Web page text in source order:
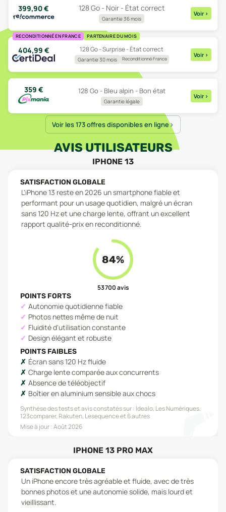
399,90€ 128 Go - Noir - État correct
Garantie 36 mois
Voir >
RECONDITIONNÉ EN FRANCE PARTENAIRE DU MOIS
404,99 € 128 Go - Surprise - État correct
Garantie 30 mois Reconditionné France
Voir >
359 € 128 Go - Bleu alpin - Bon état
Garantie légale
Voir >
Voir les 173 offres disponibles en ligne
AVIS UTILISATEURS
IPHONE 13
SATISFACTION GLOBALE
L'iPhone 13 reste en 2026 un smartphone fiable et
performant pour un usage quotidien, malgré un écran
sans 120 Hz et une charge lente, offrant un excellent
rapport qualité-prix en reconditionné.
84%
53 700avis
POINTS FORTS
Autonomie quotidienne fiable
Photos nettes même de nuit
Fluidité d'utilisation constante
Design élégant et robuste
POINTS FAIBLES
Écran sans 120 Hz fluide
Charge lente comparée aux concurrents
Absence de téléobjectif
Boîtier en aluminium sensible aux chocs
Synthèse des tests et avis constatés sur : Idealo, Les Numériques,
123comparer, Rakuten, Lesequenceet 6 autres
Mise à jour :Août 2026
IPHONE 13 PRO MAX
SATISFACTION GLOBALE
Un iPhone encore très agréable et fluide, avec de très
bonnes photos et une autonomie solide, mais lourd et
vieillissant.